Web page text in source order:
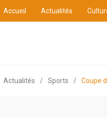
Accueil Actualités
Actualités / Sports / Coupe